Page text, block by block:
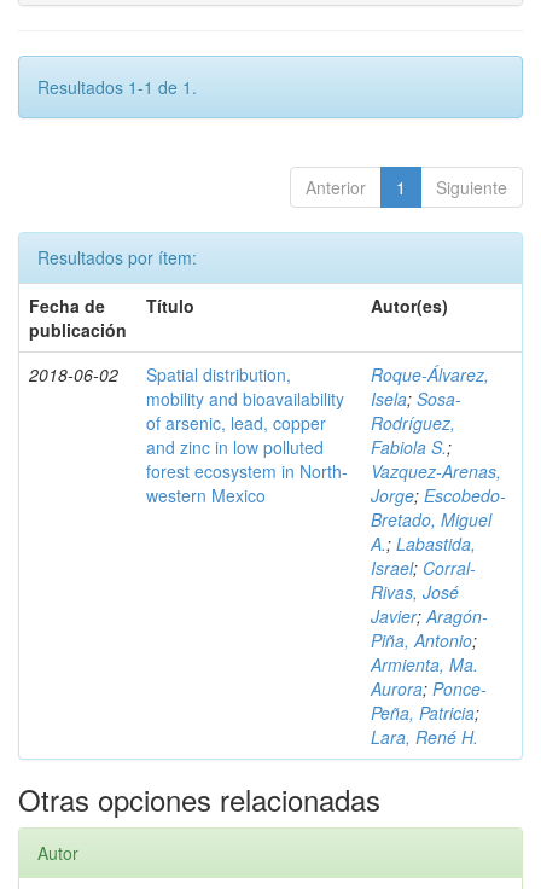
Resultados 1-1 de 1.
Anterior 1 Siguiente
Resultados por ítem:
Fecha de
publicación
Título Autor(es)
2018-06-02
Spatial distribution,
mobility and bioavailability
of arsenic, lead, copper
and zinc in low polluted
forest ecosystem in North-
western Mexico
Roque-Álvarez,
Isela; Sosa-
Rodríguez,
Fabiola S.;
Vazquez-Arenas,
Jorge; Escobedo-
Bretado, Miguel
A.; Labastida,
Israel; Corral-
Rivas, José
Javier;Aragón-
Piña, Antonio;
Armienta, Ma.
Aurora; Ponce-
Peña, Patricia;
Lara, René H.
Otras opciones relacionadas
Autor